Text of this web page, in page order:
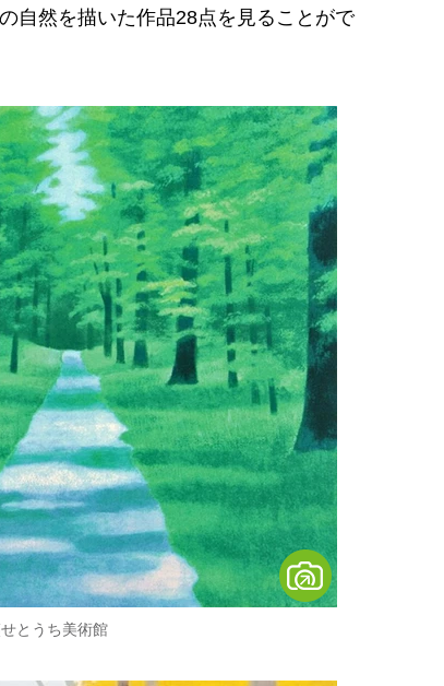
自然を描いた作品28点を見ることがで
とうち美術館